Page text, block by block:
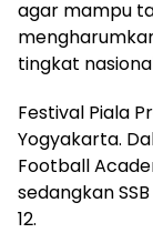
agar mampu
tingkat
Festival Piala
Yogyakarta.
Football
sedangkan
12.